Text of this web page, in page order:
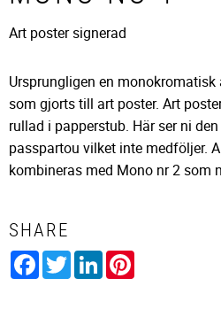
Art poster signerad
Ursprungligen en
som gjorts till art poster. Art
rullad i papperstub. Här ser ni
passpartou vilket inte medföljer.
kombineras med Mono nr 2 som
SHARE
Facebook
TwitterLinkedIn